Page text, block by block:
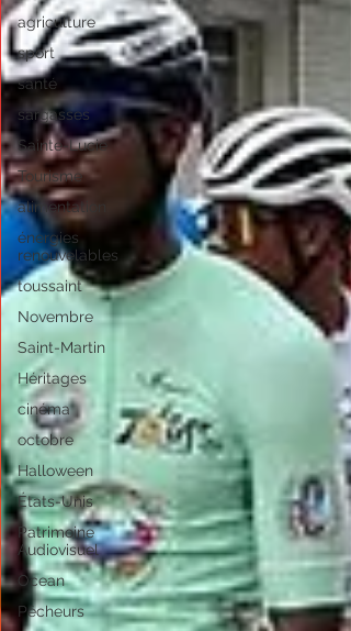
agriculture
sport
santé
sargasses
Sainte-Lucie
Tourisme
alimentation
énergies
renouvelables
toussaint
Novembre
Saint-Martin
Héritages
cinéma
octobre
Halloween
États-Unis
Patrimoine
Audiovisuel
Ocean
Pêcheurs